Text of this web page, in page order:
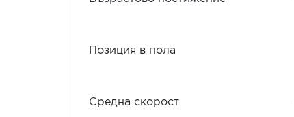
Позиция в пола
Средна скорост